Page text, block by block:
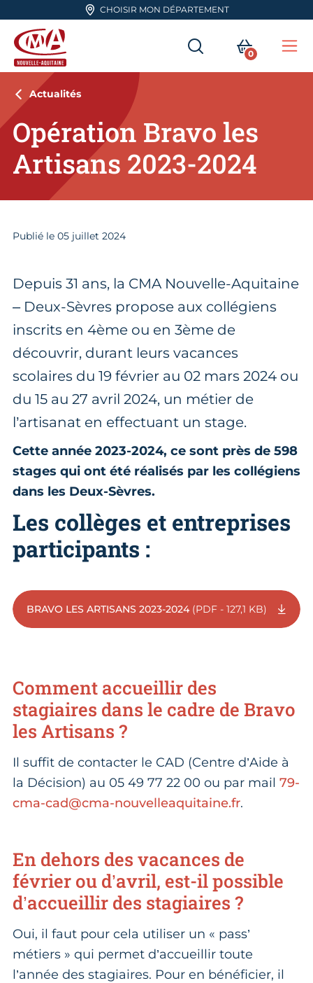
Aller en haut de pageCHOISIR MON DÉPARTEMENT
CMA Nouvelle-Aquitaine
RECHERCHER
MON
0
Actualités
Opération Bravo les
Artisans 2023-2024
Publié le 05 juillet 2024
Depuis 31 ans, la CMA Nouvelle-Aquitaine
– Deux-Sèvres propose aux collégiens
inscrits en 4ème ou en 3ème de
découvrir, durant leurs vacances
scolaires du 19 février au 02 mars 2024 ou
du 15 au 27 avril 2024, un métier de
l’artisanat en effectuant un stage.
Cette année 2023-2024, ce sont près de 598
stages qui ont été réalisés par les collégiens
dans les Deux-Sèvres.
Les collèges et entreprises
participants :
BRAVO LES ARTISANS 2023-2024(PDF - 127,1 KB)
Comment accueillir des
stagiaires dans le cadre de Bravo
les Artisans ?
Il suffit de contacter le CAD (Centre d’Aide à
la Décision) au 05 49 77 22 00 ou par mail 79-
cma-cad@cma-nouvelleaquitaine.fr.
En dehors des vacances de
février ou d’avril, est-il possible
d’accueillir des stagiaires ?
Oui, il faut pour cela utiliser un « pass’
métiers » qui permet d’accueillir toute
l’année des stagiaires. Pour en bénéficier, il